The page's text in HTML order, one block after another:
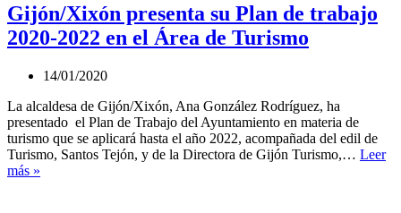
Gijón/Xixón presenta su Plan de trabajo
2020-2022 en el Área de Turismo
14/01/2020
La alcaldesa de Gijón/Xixón, Ana González Rodríguez, ha
presentado el Plan de Trabajo del Ayuntamiento en materia de
turismo que se aplicará hasta el año 2022, acompañada del edil de
Turismo, Santos Tejón, y de la Directora de Gijón Turismo,… Leer
más »